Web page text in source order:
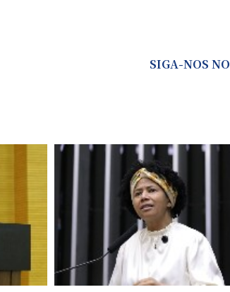
SIGA-NOS NO